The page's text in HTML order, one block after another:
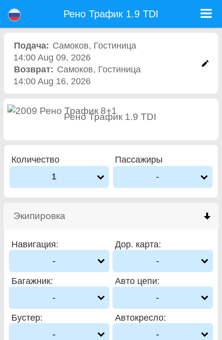
страховка (без депозит), неограниченный пробег, бесплатные детские сиденья, бесплатные дополнительных водителей,
низкая цена аренды автомобиля гарантируется.Рено Трафик 1.9 TDI
Подача: Самоков, Гостиница
14:00 Aug 09, 2026
Возврат: Самоков, Гостиница
14:00 Aug 16, 2026
Рено Трафик 1.9 TDI
Количество
1
Пассажиры
-
Экипировка
Навигация:
-
Дор. карта:
-
Багажник:
-
Авто цепи:
-
Бустер:
-
Автокресло:
-